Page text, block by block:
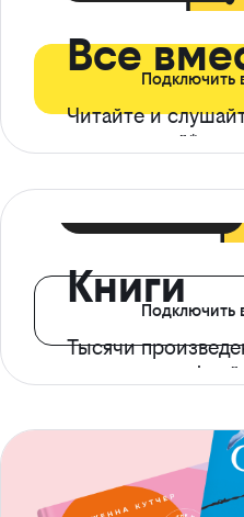
Все
Читайте и
ограничений*
Подключить
Книги
Тысячи
с доступом офлайн
Подключить